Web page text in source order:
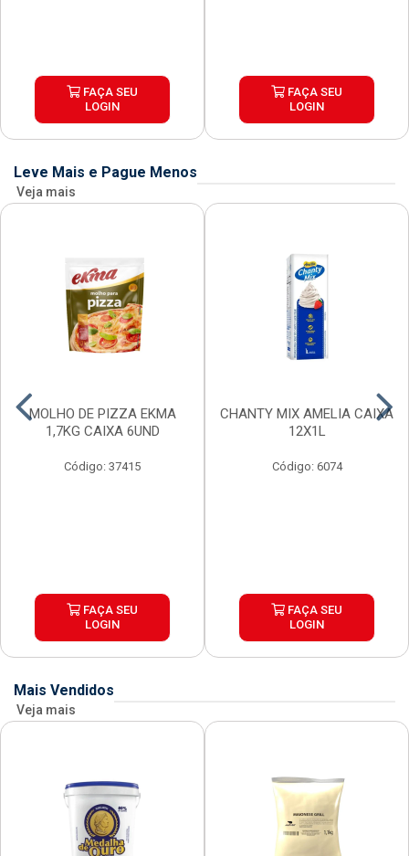
FAÇA SEU
LOGIN
FAÇA SEU
LOGIN
Leve Mais e Pague Menos
Veja mais
MOLHO DE PIZZA EKMA
1,7KG CAIXA 6UND
Código: 37415
FAÇA SEU
LOGIN
CHANTY MIX AMELIA CAIXA
12X1L
Código: 6074
FAÇA SEU
LOGIN
Mais Vendidos
Veja mais